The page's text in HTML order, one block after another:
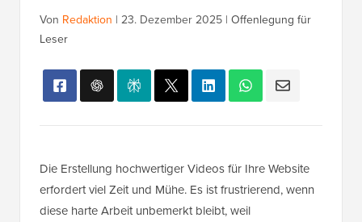
Von Redaktion | 23. Dezember 2025 | Offenlegung für
Leser
Die Erstellung hochwertiger Videos für Ihre Website
erfordert viel Zeit und Mühe. Es ist frustrierend, wenn
diese harte Arbeit unbemerkt bleibt, weil